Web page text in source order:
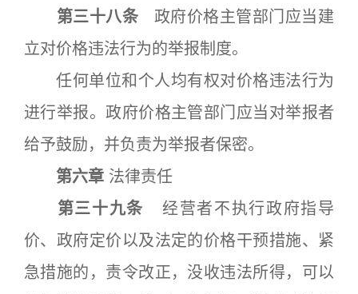
第三十八条 政府价格主管部门应当建
立对价格违法行为的举报制度。
任何单位和个人均有权对价格违法行为
进行举报。政府价格主管部门应当对举报者
给予鼓励，并负责为举报者保密。
第六章 法律责任
第三十九条 经营者不执行政府指导
价、政府定价以及法定的价格干预措施、紧
急措施的，责令改正，没收违法所得，可以